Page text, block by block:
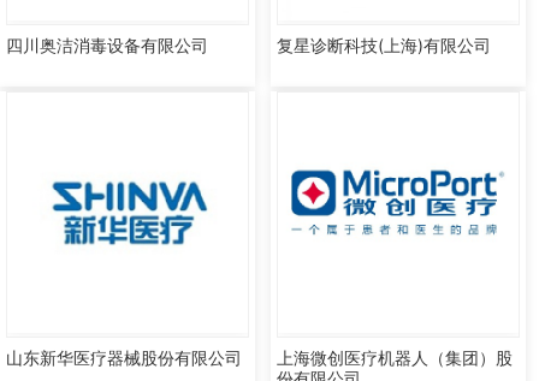
四川奥洁消毒设备有限公司 复星诊断科技(上海)有限公司
山东新华医疗器械股份有限公司
上海微创医疗机器人（集团）股